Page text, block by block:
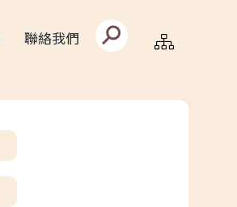
聯絡我們
搜
尋
文